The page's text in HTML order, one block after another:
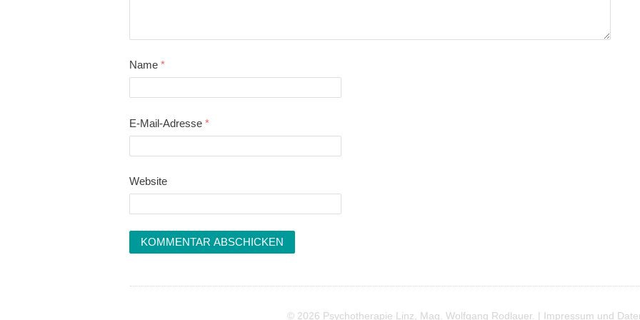
Name*
E-Mail-Adresse*
Website
© 2026 Psychotherapie Linz, Mag. Wolfgang Rodlauer. | Impressum und